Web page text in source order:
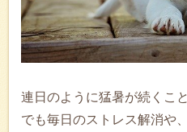
連日のように猛暑が続くこ
でも毎日のストレス解消や